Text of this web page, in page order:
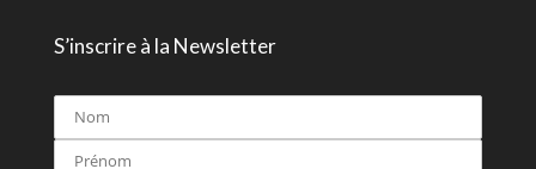
S’inscrire à la Newsletter